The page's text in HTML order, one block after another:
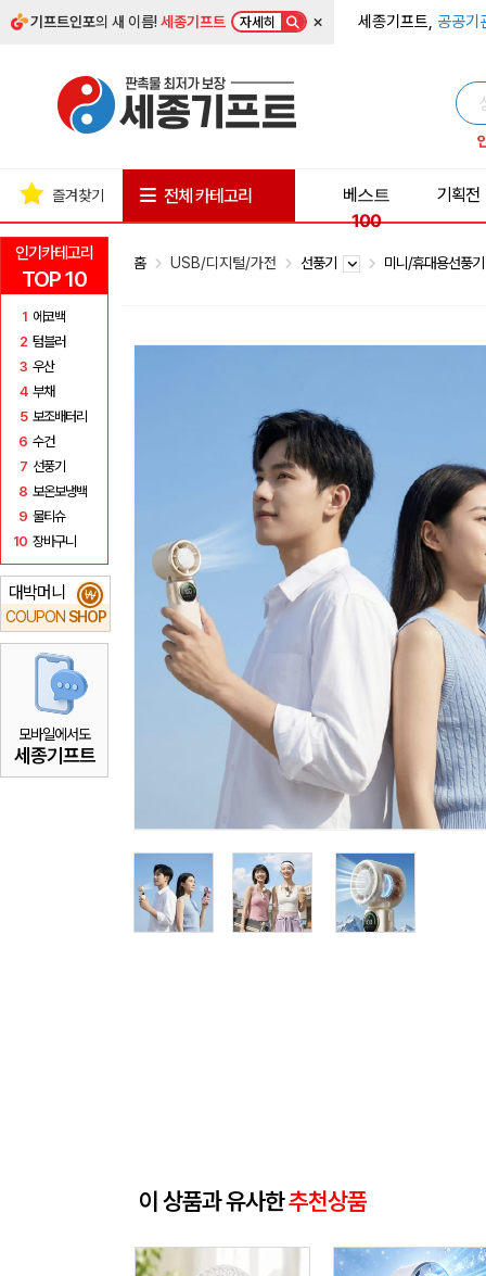
기프트인포의 새 이름!세종기프트 자세히 × 세종기프트, 공공기
인기카테고리
TOP 10
1 에코백
2 텀블러
3 우산
4 부채
5 보조배터리
6 수건
7 선풍기
8 보온보냉백
9 물티슈
10 장바구니
대박머니
COUPON SHOP
₩
모바일에서도
세종기프트
즐겨찾기 전체 카테고리
베스트
100
기획전
홈 USB/디지털/가전 선풍기 미니/휴대용선풍
이 상품과 유사한추천상품